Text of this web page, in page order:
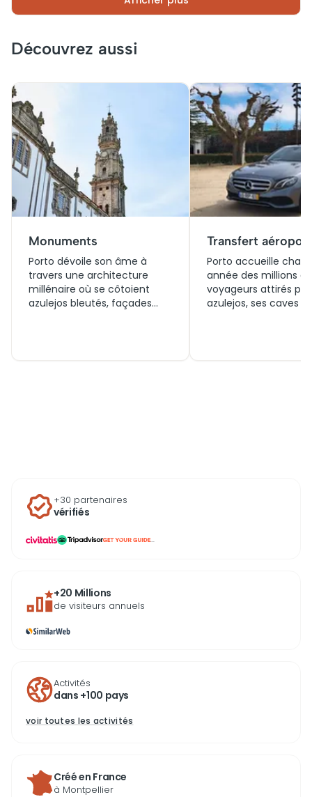
recommandé. La visite offre une vue panoramique
Découvrez aussi
Monuments
Porto dévoile son âme à
travers une architecture
millénaire où se côtoient
azulejos bleutés, façades
Transfert aéroport
Porto accueille
année des millions de
voyageurs attirés par
azulejos, ses caves à
+30 partenaires
vérifiés
...
+20 Millions
de visiteurs annuels
Activités
dans +100 pays
voir toutes les activités
Créé en France
à Montpellier